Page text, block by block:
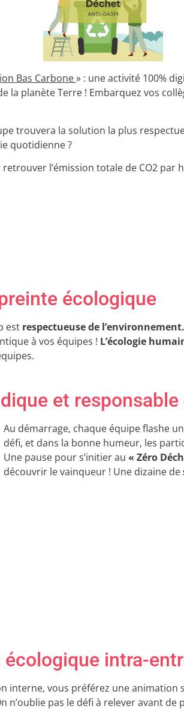
Bas Carbone» : une activité 100%
la planète Terre ! Embarquez vos
trouvera la solution la plus
quotidienne ?
retrouver l’émission totale de CO2 par
écologique
est respectueuse de l’environnement.
à vos équipes ! L’écologie
et
Au démarrage, chaque équipe flashe
défi, et dans la bonne humeur, les
Une pause pour s’initier au « Zéro
découvrir le vainqueur ! Une dizaine de
intra-
interne, vous préférez une animation
n’oublie pas le défi à relever avant de